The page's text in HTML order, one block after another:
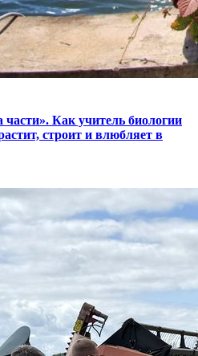
части». Как учитель биологии
строит и влюбляет в